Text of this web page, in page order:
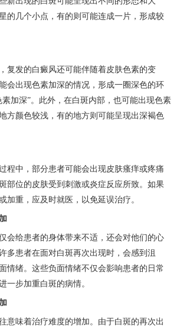
的几个小点，有的则可能连成一片，形成较
发的白癜风还可能伴随着皮肤色素的变
会出现色素加深的情况，形成一圈深色的环
加深”。此外，在白斑内部，也可能出现色素
方颜色较浅，有的地方则可能呈现出深褐色
中，部分患者可能会出现皮肤瘙痒或疼痛
部位的皮肤受到刺激或炎症反应所致。如果
加重，应及时就医，以免延误治疗。
给患者的身体带来不适，还会对他们的心
多患者在面对白斑再次出现时，会感到沮
情绪。这些负面情绪不仅会影响患者的日常
一步加重白斑的病情。
味着治疗难度的增加。由于白斑的再次出